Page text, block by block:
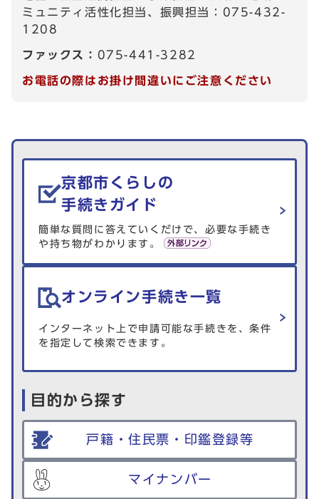
ミュニティ活性化担当、振興担当：075-432-
1208
ファックス： 075-441-3282
お電話の際はお掛け間違いにご注意ください
生活情報を探す
京都市くらしの
手続きガイド
簡単な質問に答えていくだけで、必要な手続き
や持ち物がわかります。
オンライン手続き一覧
インターネット上で申請可能な手続きを、条件
を指定して検索できます。
目的から探す
戸籍・住民票・印鑑登録等
マイナンバー